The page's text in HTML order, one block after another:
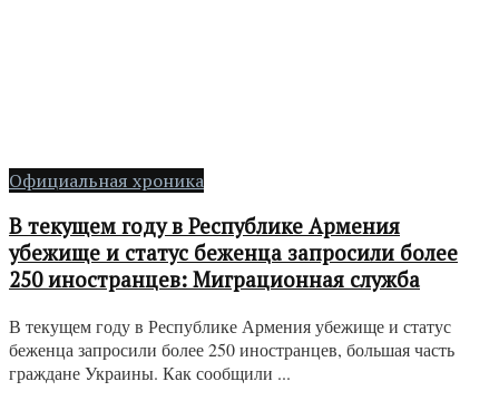
Официальная хроника
В текущем году в Республике Армения
убежище и статус беженца запросили более
250 иностранцев: Миграционная служба
В текущем году в Республике Армения убежище и статус
беженца запросили более 250 иностранцев, большая часть
граждане Украины. Как сообщили ...